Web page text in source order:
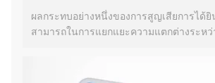
ผลกระทบอย่างหนึ่งของการสูญเสียการได้
สามารถในการแยกแยะความแตกต่างระหว่